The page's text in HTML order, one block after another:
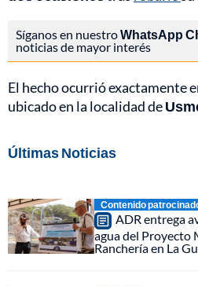
Síganos en nuestroWhatsApp
noticias de mayor interés
El hecho ocurrió exactamente
ubicado en la localidad de
Últimas Noticias
Contenido
ADR entrega
agua del
Ranchería en La